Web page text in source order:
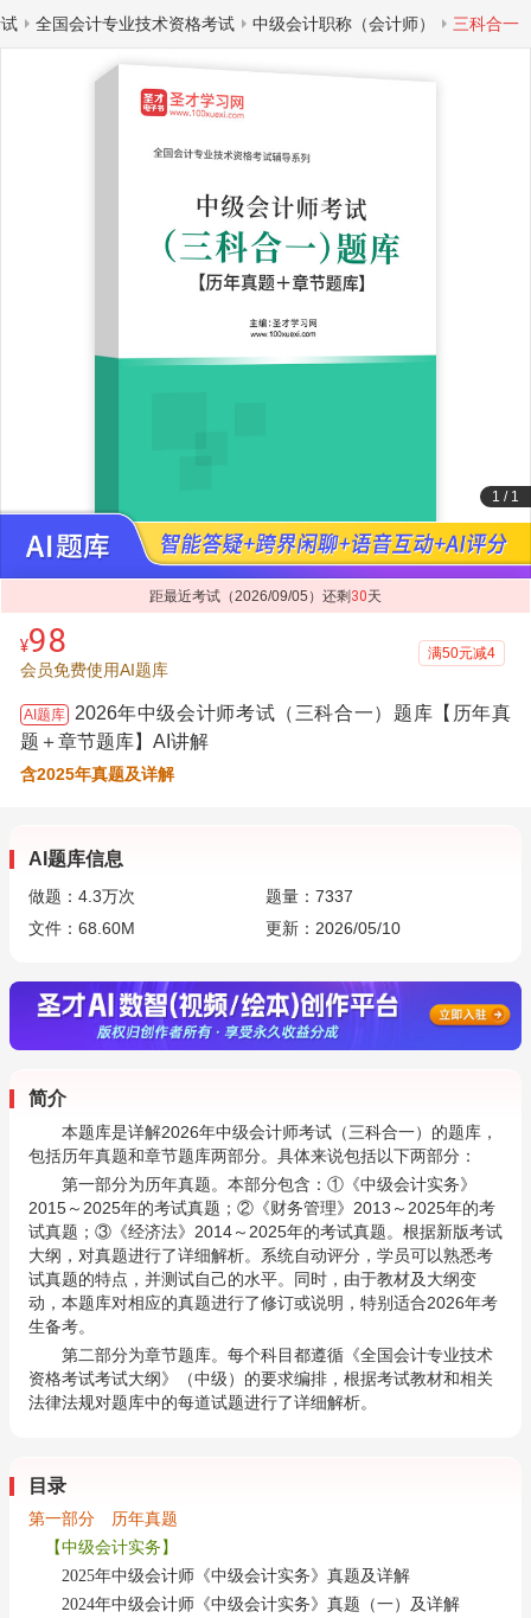
全国会计专业技术资格考试 中级会计职称（会计师） 三科合一
1 / 1
距最近考试（2026/09/05）还剩 30天
¥98
会员免费使用AI题库
满50元减4
AI题库
2026年中级会计师考试（三科合一）题库【历年真
题＋章节题库】AI讲解
含2025年真题及详解
AI题库信息
做题： 4.3万次
题量：7337
文件：68.60M
更新：2026/05/10
简介
本题库是详解2026年中级会计师考试（三科合一）的题库，
包括历年真题和章节题库两部分。具体来说包括以下两部分：
第一部分为历年真题。本部分包含：①《中级会计实务》
2015～2025年的考试真题；②《财务管理》2013～2025年的考
试真题；③《经济法》2014～2025年的考试真题。根据新版考试
大纲，对真题进行了详细解析。系统自动评分，学员可以熟悉考
试真题的特点，并测试自己的水平。同时，由于教材及大纲变
动，本题库对相应的真题进行了修订或说明，特别适合2026年考
生备考。
第二部分为章节题库。每个科目都遵循《全国会计专业技术
资格考试考试大纲》（中级）的要求编排，根据考试教材和相关
法律法规对题库中的每道试题进行了详细解析。
目录
第一部分 历年真题
【中级会计实务】
2025年中级会计师《中级会计实务》真题及详解
2024年中级会计师《中级会计实务》真题（一）及详解